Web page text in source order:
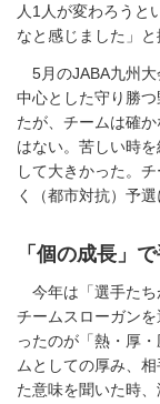
人1人が変わろうと
なと感じました」と
5月のJABA九州大
中心とした守り勝
たが、チームは確
はない。苦しい時
して大きかった。
く（都市対抗）予
「個の成長」
今年は「選手たち
チームスローガン
ったのが「熱・厚
ムとしての厚み、
た意味を聞いた時